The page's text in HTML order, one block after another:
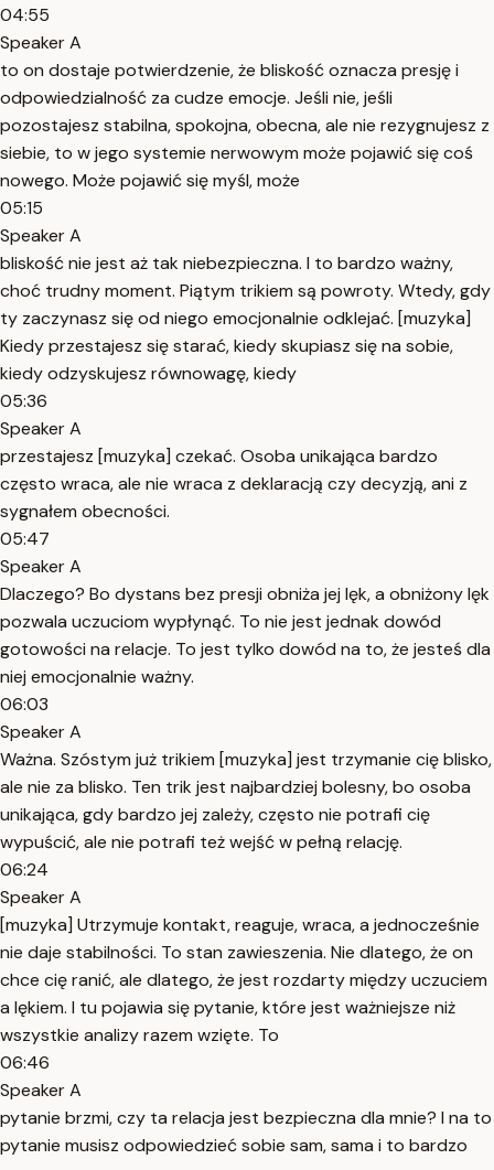
04:55
Speaker A
to on dostaje potwierdzenie, że bliskość oznacza presję i
odpowiedzialność za cudze emocje. Jeśli nie, jeśli
pozostajesz stabilna, spokojna, obecna, ale nie rezygnujesz z
siebie, to w jego systemie nerwowym może pojawić się coś
nowego. Może pojawić się myśl, może
05:15
Speaker A
bliskość nie jest aż tak niebezpieczna. I to bardzo ważny,
choć trudny moment. Piątym trikiem są powroty. Wtedy, gdy
ty zaczynasz się od niego emocjonalnie odklejać. [muzyka]
Kiedy przestajesz się starać, kiedy skupiasz się na sobie,
kiedy odzyskujesz równowagę, kiedy
05:36
Speaker A
przestajesz [muzyka] czekać. Osoba unikająca bardzo
często wraca, ale nie wraca z deklaracją czy decyzją, ani z
sygnałem obecności.
05:47
Speaker A
Dlaczego? Bo dystans bez presji obniża jej lęk, a obniżony lęk
pozwala uczuciom wypłynąć. To nie jest jednak dowód
gotowości na relacje. To jest tylko dowód na to, że jesteś dla
niej emocjonalnie ważny.
06:03
Speaker A
Ważna. Szóstym już trikiem [muzyka] jest trzymanie cię blisko,
ale nie za blisko. Ten trik jest najbardziej bolesny, bo osoba
unikająca, gdy bardzo jej zależy, często nie potrafi cię
wypuścić, ale nie potrafi też wejść w pełną relację.
06:24
Speaker A
[muzyka] Utrzymuje kontakt, reaguje, wraca, a jednocześnie
nie daje stabilności. To stan zawieszenia. Nie dlatego, że on
chce cię ranić, ale dlatego, że jest rozdarty między uczuciem
a lękiem. I tu pojawia się pytanie, które jest ważniejsze niż
wszystkie analizy razem wzięte. To
06:46
Speaker A
pytanie brzmi, czy ta relacja jest bezpieczna dla mnie? I na to
pytanie musisz odpowiedzieć sobie sam, sama i to bardzo